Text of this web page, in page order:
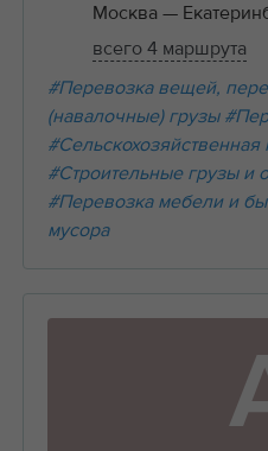
Москва —
всего 4 маршрута
#Перевозка вещей,
(навалочные) грузы
#Сельскохозяйственная
#Строительные грузы и
#Перевозка мебели и
мусора